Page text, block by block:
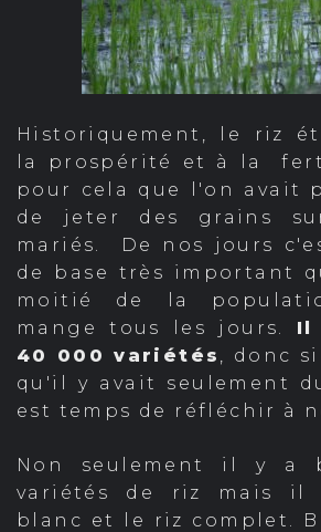
Historiquement, le riz
la prospérité et à la
pour cela que l'on avait
de jeter des grains
mariés. De nos jours
de base très important
moitié de la
mange tous les jours. Il
40 000 variétés
, donc
qu'il y avait seulement
est temps de réfléchir à
Non seulement il y a
variétés de riz mais il
blanc et le riz complet.